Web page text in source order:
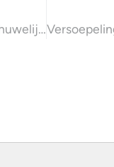
Ongelijke verdeling huwelijksgoederengemeenschap en verrekenbeding wordt aangepakt